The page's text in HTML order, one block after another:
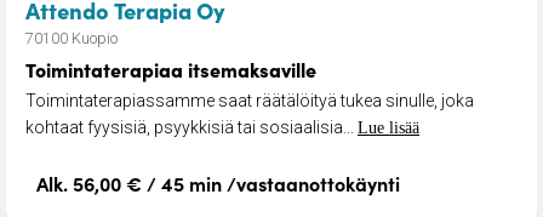
Attendo Terapia Oy– Toimintaterapiaa
70100 Kuopio
Toimintaterapiaa itsemaksaville
Toimintaterapiassamme saat räätälöityä tukea sinulle, joka
kohtaat fyysisiä, psyykkisiä tai sosiaalisia... Lue lisää
Alk. 56,00 € / 45 min /vastaanottokäynti